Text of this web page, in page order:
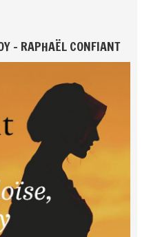
- RAPHAËL CONFIANT